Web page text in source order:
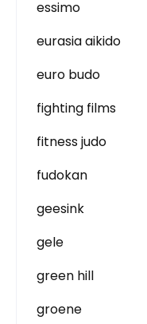
essimo
eurasia aikido
euro budo
fighting films
fitness judo
fudokan
geesink
gele
green hill
groene